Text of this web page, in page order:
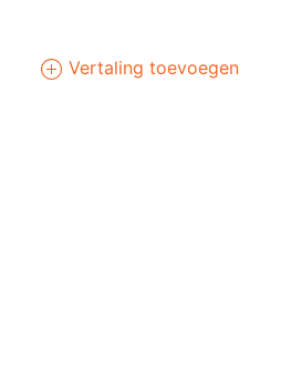
Vertaling toevoegen